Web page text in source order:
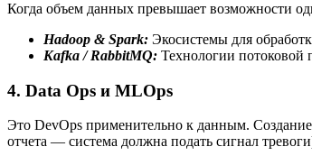
Когда объем данных превышает возможности
Hadoop & Spark: Экосистемы для
Kafka / RabbitMQ: Технологии потоковой
4. Data Ops и MLOps
Это DevOps применительно к данным. Создание
отчета — система должна подать сигнал